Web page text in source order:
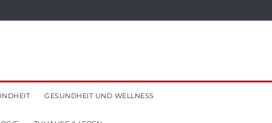
GESUNDHEIT UND WELLNESS